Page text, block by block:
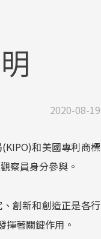
2020-08-19
和美國專利商標
察員身分參與。
創新和創造正是各行
揮著關鍵作用。